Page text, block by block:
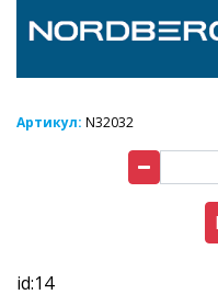
Артикул: N32032
id:14